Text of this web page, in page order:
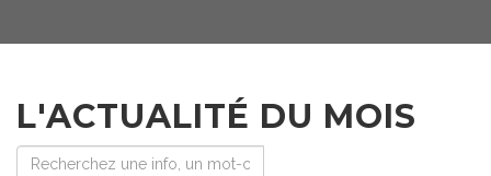
L'ACTUALITÉ DU MOIS